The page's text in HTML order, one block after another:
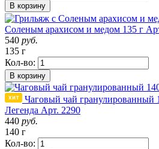
В корзину
Соленым арахисом и медом 135 г
540 руб.
135 г
Кол-во:
В корзину
Чаговый чай гранулированный
Легенда Арт. 2290
440 руб.
140 г
Кол-во: